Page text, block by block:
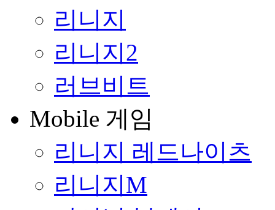
리니지
리니지2
러브비트
Mobile 게임
리니지 레드나이츠
리니지M